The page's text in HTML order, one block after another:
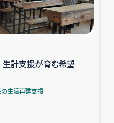
計支援が育む希望
の生活再建支援